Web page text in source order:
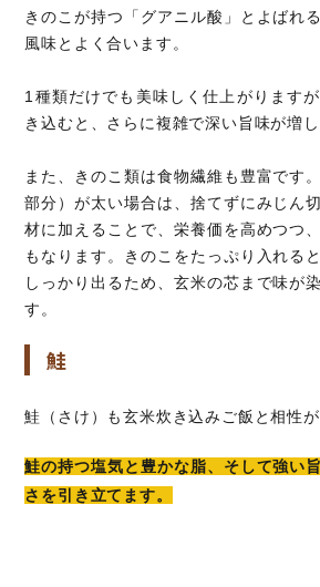
きのこが持つ「グアニル酸」とよばれ
風味とよく合います。
1種類だけでも美味しく仕上がります
き込むと、さらに複雑で深い旨味が増し
また、きのこ類は食物繊維も豊富です
部分）が太い場合は、捨てずにみじん
材に加えることで、栄養価を高めつつ
もなります。きのこをたっぷり入れる
しっかり出るため、玄米の芯まで味が
す。
鮭
鮭（さけ）も玄米炊き込みご飯と相性が
鮭の持つ塩気と豊かな脂、そして強い
さを引き立てます。